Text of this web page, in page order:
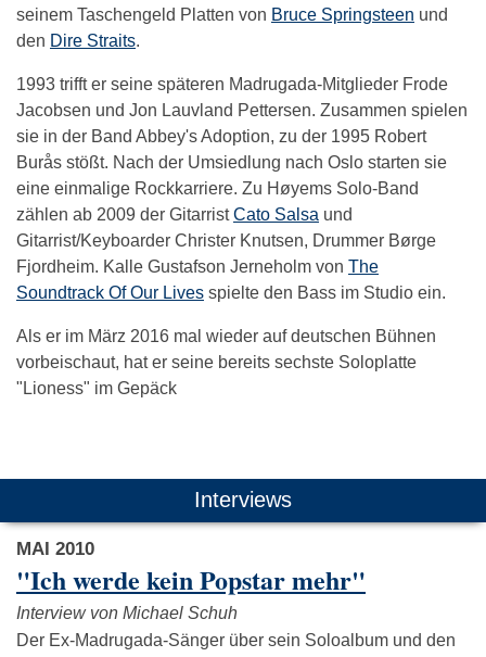
seinem Taschengeld Platten von Bruce Springsteen und
den Dire Straits.
1993 trifft er seine späteren Madrugada-Mitglieder Frode
Jacobsen und Jon Lauvland Pettersen. Zusammen spielen
sie in der Band Abbey's Adoption, zu der 1995 Robert
Burås stößt. Nach der Umsiedlung nach Oslo starten sie
eine einmalige Rockkarriere. Zu Høyems Solo-Band
zählen ab 2009 der GitarristCato Salsa und
Gitarrist/Keyboarder Christer Knutsen, Drummer Børge
Fjordheim. Kalle Gustafson Jerneholm von The
Soundtrack Of Our Lives spielte den Bass im Studio ein.
Als er im März 2016 mal wieder auf deutschen Bühnen
vorbeischaut, hat er seine bereits sechste Soloplatte
"Lioness" im Gepäck
Das könnte Dich auch interessieren:
Interviews
MAI 2010
"Ich werde kein Popstar mehr"
Interview von Michael Schuh
Der Ex-Madrugada-Sänger über sein Soloalbum und den